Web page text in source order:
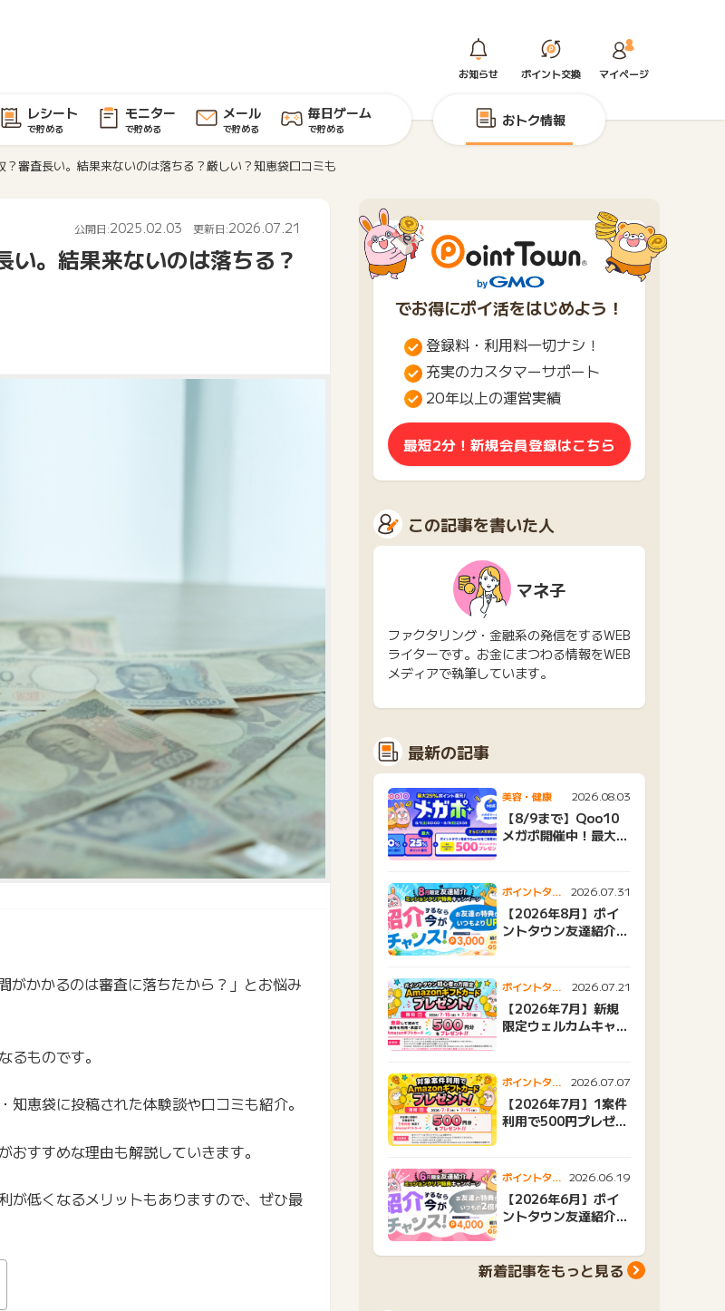
お知らせ ポイント交換 マイページ
レシート
で貯める
モニター
で貯める
メール
で貯める
毎日ゲーム
で貯める おトク情報
審査長い。結果来ないのは落ちる？厳しい？知恵袋口コミも
公開日:2025.02.03 更新日:2026.07.21
い。結果来ないのは落ちる？
かかるのは審査に落ちたから？」とお悩み
ものです。
恵袋に投稿された体験談や口コミも紹介。
すすめな理由も解説していきます。
が低くなるメリットもありますので、ぜひ最
でお得にポイ活をはじめよう！
登録料・利用料一切ナシ！
充実のカスタマーサポート
20年以上の運営実績
最短2分！新規会員登録はこちら
この記事を書いた人
マネ子
ファクタリング・金融系の発信をするWEB
ライターです。お金にまつわる情報をWEB
メディアで執筆しています。
最新の記事
美容・健康 2026.08.03
【8/9まで】Qoo10
メガポ開催中！最大
ポイントタウ
ンニュース
2026.07.31
【2026年8月】ポイ
ントタウン友達紹介キ
ポイントタウ
ンニュース
2026.07.21
【2026年7月】新規
限定ウェルカムキャン
ポイントタウ
ンニュース
2026.07.07
【2026年7月】1案件
利用で500円プレゼン
ポイントタウ
ンニュース
2026.06.19
【2026年6月】ポイ
ントタウン友達紹介キ
新着記事をもっと見る